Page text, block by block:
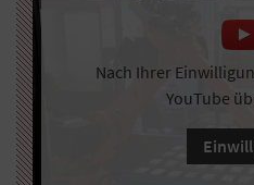
Nach Ihrer
YouTube